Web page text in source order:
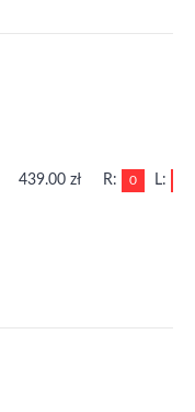
439.00 zł R: 0 L: